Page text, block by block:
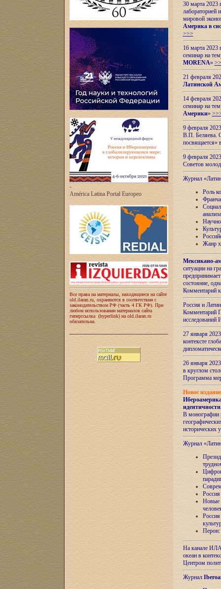
-
América Latina Portal Europeo
Все права на материалы, находящиеся на сайте
old.ilaran.ru, охраняются в соответствии с
законодательством РФ (часть 4 ГК РФ). При
любом использовании материалов сайта
гиперссылка (hyperlink) на old.ilaran.ru
обязательна.
30 марта 2023
лабораторией
мировой
Америка в
>>>
16 марта 2023
семинар на
MORENA»
21 февраля
Латинской
14 февраля
семинар на
Америки»
9 февраля
В.П. Беляева.
посвящается»
9 февраля
Советов
Журнал
Роль
анализа
Жанр
Мексикано-
ситуации на
состояние,
Комментарий
Россия и
Комментарий
27 января
контексте
26 января
в круглом
Программа
Новое
идентичности
В монографии
исторических
Журнал
Новые
Перон:
На канале
океан в
Центром
Журнал